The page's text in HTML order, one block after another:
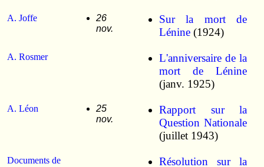
A. Joffe
26
nov.
Sur la mort de
Lénine(1924)
A. Rosmer
L'anniversaire de la
mort de Lénine
(janv. 1925)
A. Léon
25
nov.
Rapport sur la
Question Nationale
(juillet 1943)
Documents de
Résolution sur la